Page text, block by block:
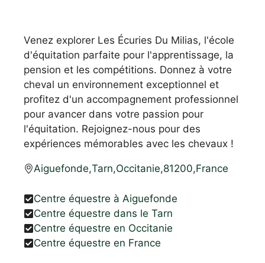
Venez explorer Les Écuries Du Milias, l'école
d'équitation parfaite pour l'apprentissage, la
pension et les compétitions. Donnez à votre
cheval un environnement exceptionnel et
profitez d'un accompagnement professionnel
pour avancer dans votre passion pour
l'équitation. Rejoignez-nous pour des
expériences mémorables avec les chevaux !
Aiguefonde,Tarn,Occitanie,81200,France
Centre équestre à Aiguefonde
Centre équestre dans le Tarn
Centre équestre en Occitanie
Centre équestre en France